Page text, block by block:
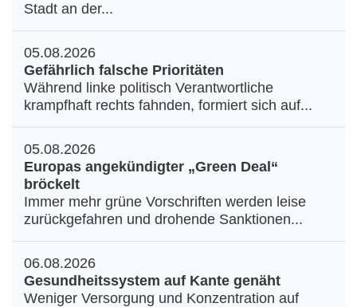
Stadt an der...
05.08.2026
Gefährlich falsche Prioritäten
Während linke politisch Verantwortliche
krampfhaft rechts fahnden, formiert sich auf...
05.08.2026
Europas angekündigter „Green Deal“
bröckelt
Immer mehr grüne Vorschriften werden leise
zurückgefahren und drohende Sanktionen...
06.08.2026
Gesundheitssystem auf Kante genäht
Weniger Versorgung und Konzentration auf